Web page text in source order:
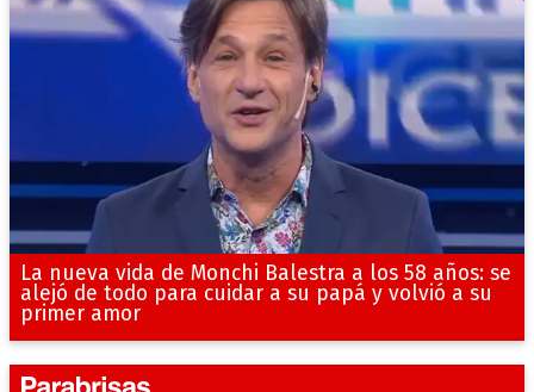
La nueva vida de Monchi Balestra a los 58 años: se
alejó de todo para cuidar a su papá y volvió a su
primer amor